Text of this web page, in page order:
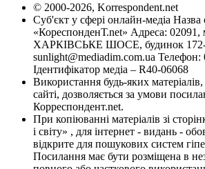
© 2000-2026, Korrespondent.net
Суб'єкт у сфері онлайн-медіа Назва
«КореспонденТ.net» Адреса: 02091,
ХАРКІВСЬКЕ ШОСЕ, будинок 172-
sunlight@mediadim.com.ua Телефон:
Ідентифікатор медіа – R40-06068
Використання будь-яких
сайті, дозволяється за умови
Корреспондент.net.
При копіюванні матеріалів зі
і світу» , для інтернет - видань -
відкрите для пошукових систем
Посилання має бути розміщена в